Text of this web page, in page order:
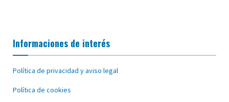
Informaciones de interés
Política de privacidad y aviso legal
Política de cookies